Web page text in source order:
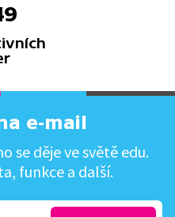
e-mail
se děje ve světě edu.
funkce a další.